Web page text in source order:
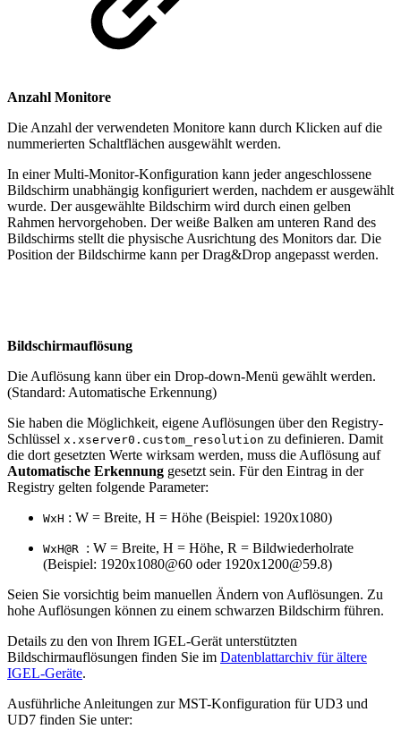
Anzahl Monitore
Die Anzahl der verwendeten Monitore kann durch Klicken auf die
nummerierten Schaltflächen ausgewählt werden.
In einer Multi-Monitor-Konfiguration kann jeder angeschlossene
Bildschirm unabhängig konfiguriert werden, nachdem er ausgewählt
wurde. Der ausgewählte Bildschirm wird durch einen gelben
Rahmen hervorgehoben. Der weiße Balken am unteren Rand des
Bildschirms stellt die physische Ausrichtung des Monitors dar. Die
Position der Bildschirme kann per Drag&Drop angepasst werden.
Bildschirmauflösung
Die Auflösung kann über ein Drop-down-Menü gewählt werden.
(Standard: Automatische Erkennung)
Sie haben die Möglichkeit, eigene Auflösungen über den Registry-
Schlüssel x.xserver0.custom_resolution zu definieren. Damit
die dort gesetzten Werte wirksam werden, muss die Auflösung auf
Automatische Erkennung gesetzt sein. Für den Eintrag in der
Registry gelten folgende Parameter:
WxH : W = Breite, H = Höhe (Beispiel: 1920x1080)
WxH@R : W = Breite, H = Höhe, R = Bildwiederholrate
(Beispiel: 1920x1080@60 oder 1920x1200@59.8)
Seien Sie vorsichtig beim manuellen Ändern von Auflösungen. Zu
hohe Auflösungen können zu einem schwarzen Bildschirm führen.
Details zu den von Ihrem IGEL-Gerät unterstützten
Bildschirmauflösungen finden Sie im Datenblattarchiv für ältere
IGEL-Geräte.
Ausführliche Anleitungen zur MST-Konfiguration für UD3 und
UD7 finden Sie unter: